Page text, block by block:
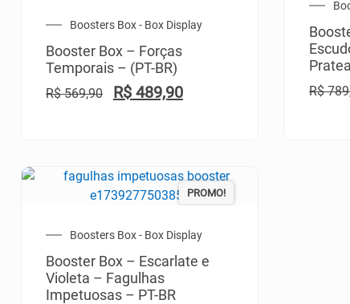
Boosters Box - Box Display
Booster Box – Forças
Temporais – (PT-BR)
R$569,90 R$ 489,90 R$
PROMO!
Boosters Box - Box Display
Booster Box – Escarlate e
Violeta – Fagulhas
Impetuosas – PT-BR